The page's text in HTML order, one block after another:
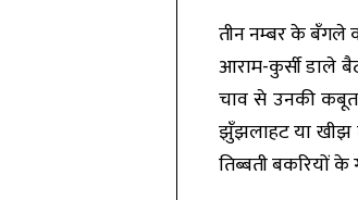
तीन नम्बर के बँगले
आराम-कुर्सी डाले
चाव से उनकी
झुँझलाहट या खीझ
तिब्बती बकरियों